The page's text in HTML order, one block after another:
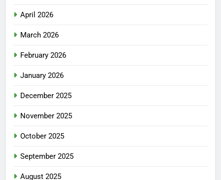
April 2026
March 2026
February 2026
January 2026
December 2025
November 2025
October 2025
September 2025
August 2025